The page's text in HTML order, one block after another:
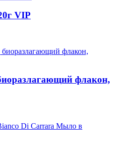
VIP
флакон,